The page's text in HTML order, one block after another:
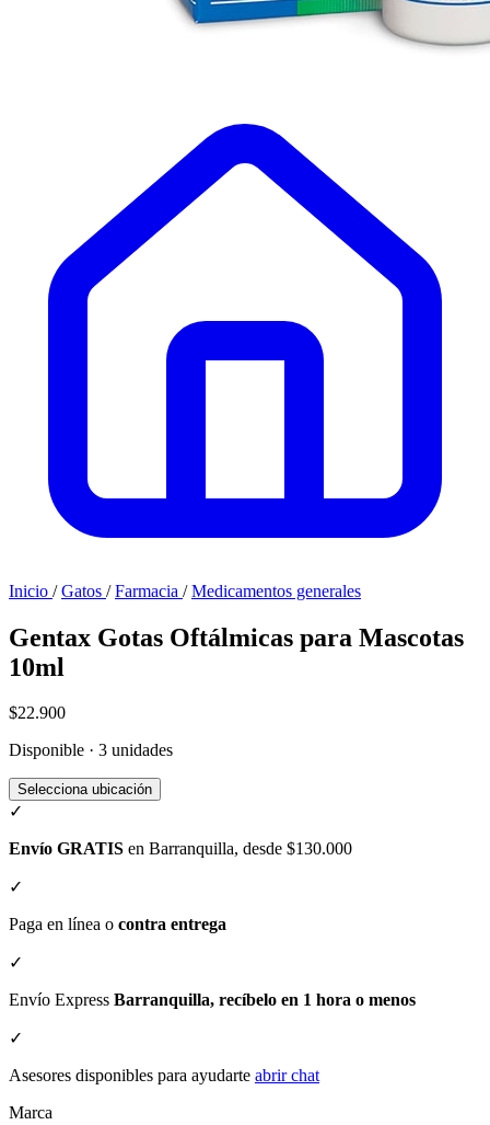
Inicio / Gatos / Farmacia / Medicamentos generales
Gentax Gotas Oftálmicas para Mascotas
10ml
$22.900
Disponible · 3 unidades
Selecciona ubicación
✓
Envío GRATIS en Barranquilla, desde $130.000
✓
Paga en línea o contra entrega
✓
Envío Express Barranquilla, recíbelo en 1 hora o menos
✓
Asesores disponibles para ayudarte abrir chat
Marca